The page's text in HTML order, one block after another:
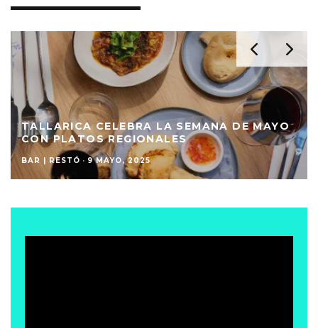
TALLARICA CELEBRA LA SEMANA DE MAYO
CON PLATOS REGIONALES
BAR | RESTÓ · 9 MAYO, 2025